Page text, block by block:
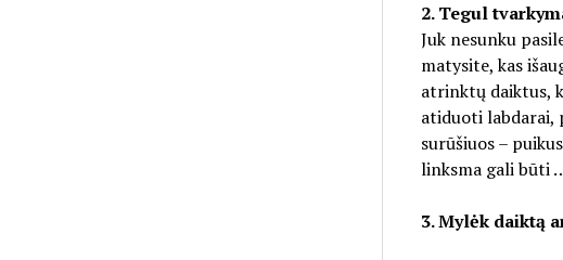
2. Tegul
Juk nesunku
matysite, kas
atrinktų daiktus,
atiduoti labdarai,
surūšiuos –
linksma gali būti
3. Mylėk daiktą